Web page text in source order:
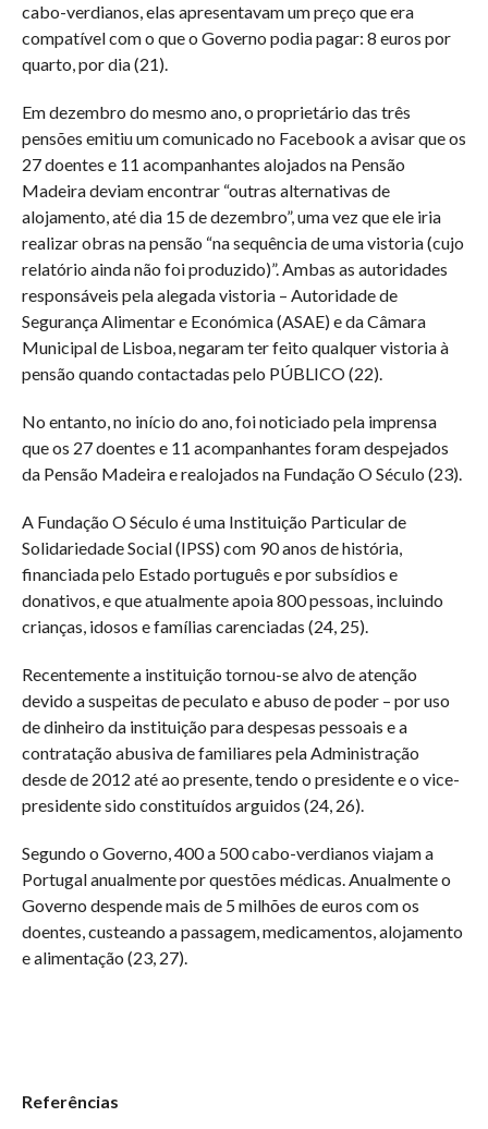
cabo-verdianos, elas apresentavam um preço que era
compatível com o que o Governo podia pagar: 8 euros por
quarto, por dia (21).
Em dezembro do mesmo ano, o proprietário das três
pensões emitiu um comunicado no Facebook a avisar que os
27 doentes e 11 acompanhantes alojados na Pensão
Madeira deviam encontrar “outras alternativas de
alojamento, até dia 15 de dezembro”, uma vez que ele iria
realizar obras na pensão “na sequência de uma vistoria (cujo
relatório ainda não foi produzido)”. Ambas as autoridades
responsáveis pela alegada vistoria – Autoridade de
Segurança Alimentar e Económica (ASAE) e da Câmara
Municipal de Lisboa, negaram ter feito qualquer vistoria à
pensão quando contactadas pelo PÚBLICO (22).
No entanto, no início do ano, foi noticiado pela imprensa
que os 27 doentes e 11 acompanhantes foram despejados
da Pensão Madeira e realojados na Fundação O Século (23).
A Fundação O Século é uma Instituição Particular de
Solidariedade Social (IPSS) com 90 anos de história,
financiada pelo Estado português e por subsídios e
donativos, e que atualmente apoia 800 pessoas, incluindo
crianças, idosos e famílias carenciadas (24, 25).
Recentemente a instituição tornou-se alvo de atenção
devido a suspeitas de peculato e abuso de poder – por uso
de dinheiro da instituição para despesas pessoais e a
contratação abusiva de familiares pela Administração
desde de 2012 até ao presente, tendo o presidente e o vice-
presidente sido constituídos arguidos (24, 26).
Segundo o Governo, 400 a 500 cabo-verdianos viajam a
Portugal anualmente por questões médicas. Anualmente o
Governo despende mais de 5 milhões de euros com os
doentes, custeando a passagem, medicamentos, alojamento
e alimentação (23, 27).
Referências